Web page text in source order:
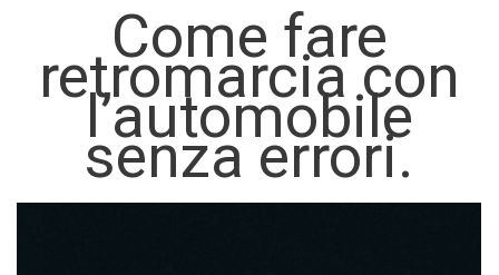
CORSI PATENTE
CORSI PROFESSIONALI
PERCHÉ SCEGLIERCI
Come fare
retromarcia con
l’automobile
senza errori.